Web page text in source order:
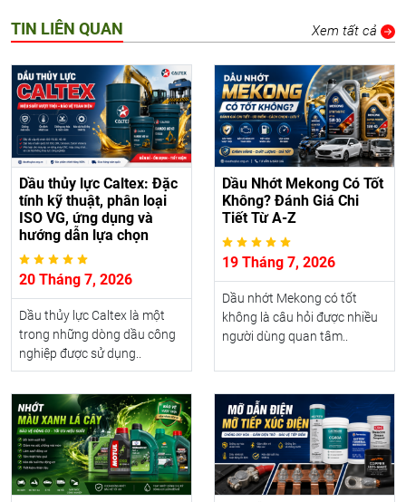
TIN LIÊN QUAN Xem tất cả
Dầu thủy lực Caltex: Đặc
tính kỹ thuật, phân loại
ISO VG, ứng dụng và
hướng dẫn lựa chọn
20 Tháng 7, 2026
Dầu thủy lực Caltex là một
trong những dòng dầu công
nghiệp được sử dụng..
Dầu Nhớt Mekong Có Tốt
Không? Đánh Giá Chi
Tiết Từ A-Z
19 Tháng 7, 2026
Dầu nhớt Mekong có tốt
không là câu hỏi được nhiều
người dùng quan tâm..